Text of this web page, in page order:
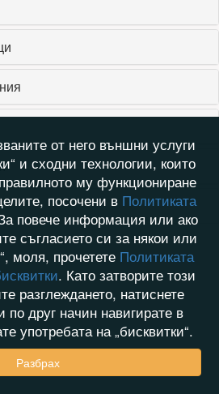
от него външни услуги
и сходни технологии, които
му функциониране
посочени в Политиката
повече информация или ако
съгласието си за някои или
моля, прочетете Политиката
. Като затворите този
разглеждането, натиснете
по друг начин навигирате в
употребата на „бисквитки“.
Разбрах